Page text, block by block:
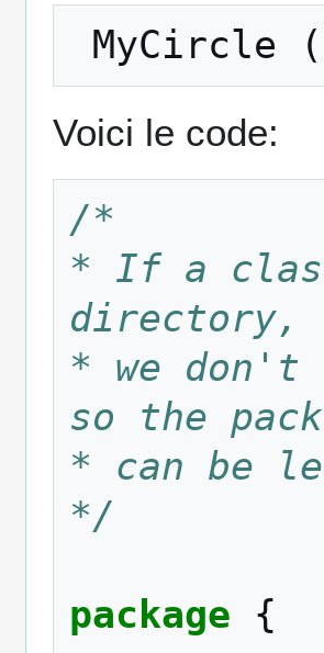
Voici le code:
/*
* If a
directory,
* we don't
so the
* can be
*/
package {